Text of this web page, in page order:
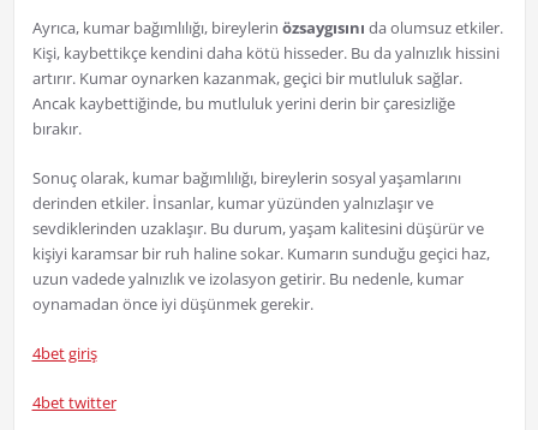
Ayrıca, kumar bağımlılığı, bireylerin özsaygısını da olumsuz etkiler.
Kişi, kaybettikçe kendini daha kötü hisseder. Bu da yalnızlık hissini
artırır. Kumar oynarken kazanmak, geçici bir mutluluk sağlar.
Ancak kaybettiğinde, bu mutluluk yerini derin bir çaresizliğe
bırakır.
Sonuç olarak, kumar bağımlılığı, bireylerin sosyal yaşamlarını
derinden etkiler. İnsanlar, kumar yüzünden yalnızlaşır ve
sevdiklerinden uzaklaşır. Bu durum, yaşam kalitesini düşürür ve
kişiyi karamsar bir ruh haline sokar. Kumarın sunduğu geçici haz,
uzun vadede yalnızlık ve izolasyon getirir. Bu nedenle, kumar
oynamadan önce iyi düşünmek gerekir.
4bet giriş
4bet twitter